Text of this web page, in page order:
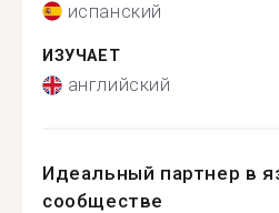
испанский
ИЗУЧАЕТ
английский
Идеальный партнер в
сообществе